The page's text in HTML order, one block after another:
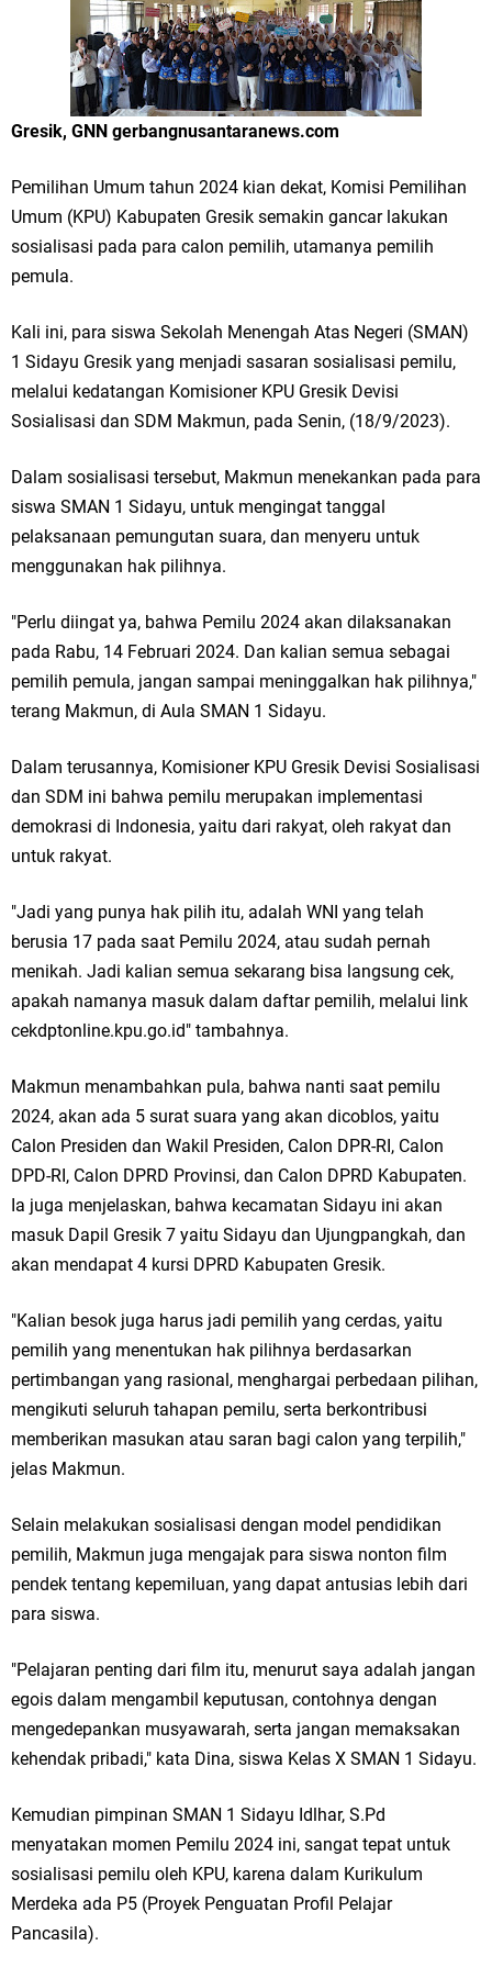
Tumpeng Nasi Krawu Pecahkan Rekor MURI, KWGe Angkat Kuliner
Gresik ke Panggung Dunia
FOZ Jatim, BAZNAS, dan Kemenag Salurkan 22.456 Bingkisan Lebaran
Yatim Serentak di Berbagai Daerah di Jawa Timur
Bupati Gresik Gus Yani Resmikan Kantor Desa Sidoraharjo: Simbol
Komitmen Pelayanan Publik dan Kepedulian Sosial
Optik Merlin Donasikan Rp10,36 Juta, Perkuat Keberlanjutan Program
JKNN
Ruwatan Malam Satu Suro di Dusun Kedungsekar Lor, Tradisi Luhur
Ketua DPD Golkar Gresik Wongso Negoro Sambut Tahun Baru Islam
1448 H dengan Doa Kedamaian
Tahun Baru Islam 1448 H
Selamat Tahun Baru Islam 1 Muharram 1448 H: Pesan Hijrah Drs. H.
PDUF MUI Jatim Gelar Doa Awal Tahun Hijriah, Teguhkan Optimisme
Menuju Indonesia Emas 2045
Aspirasi Petani dan Warga
Hari Jadi Pertama PHIGMA: Advokat dan LBH Perkuat Soliditas di
dan Ibu Hamil Narasi
Zakat Produktif Dorong Kemandirian UMKM, LAZISNU Kedamean Bantu
Kembangkan Warung Bu Wiwik
Karang Taruna Gresik Perkuat Ekonomi Lewat Pemanfaatan Gedung C
Nila Yani Apresiasi Launching Komunitas Gowes dan Pasar Ahad
Jajanan Jadul di Ecopark Randuagung
Takmir Masjid KH Robbach Ma’sum Gelar Penyembelihan Hewan
Qurban dari Bupati & Kepala DPMPTSP Gresik
DPC PDI Perjuangan Gresik Tebar Berkah Idul Adha, Bagikan Daging
Ponpes Himmatul Khoiriyah Gelar Penyembelihan Hewan Qurban dari
Keluarga Besar dr. Titin Ekowati RS Wates Husada Balongpanggang
RT 03 RW 01 Patra Raya Rosewood Cerme Gresik Berbenah dan
Bersolek, Siap Meriahkan HUT Ke 81 RI
Minggu, 9 Agustus
Gresik, GNN gerbangnusantaranews.com
Pemilihan Umum tahun 2024 kian dekat, Komisi Pemilihan
Umum (KPU) Kabupaten Gresik semakin gancar lakukan
sosialisasi pada para calon pemilih, utamanya pemilih
pemula.
Kali ini, para siswa Sekolah Menengah Atas Negeri (SMAN)
1 Sidayu Gresik yang menjadi sasaran sosialisasi pemilu,
melalui kedatangan Komisioner KPU Gresik Devisi
Sosialisasi dan SDM Makmun, pada Senin, (18/9/2023).
Dalam sosialisasi tersebut, Makmun menekankan pada para
siswa SMAN 1 Sidayu, untuk mengingat tanggal
pelaksanaan pemungutan suara, dan menyeru untuk
menggunakan hak pilihnya.
"Perlu diingat ya, bahwa Pemilu 2024 akan dilaksanakan
pada Rabu, 14 Februari 2024. Dan kalian semua sebagai
pemilih pemula, jangan sampai meninggalkan hak pilihnya,"
terang Makmun, di Aula SMAN 1 Sidayu.
Dalam terusannya, Komisioner KPU Gresik Devisi Sosialisasi
dan SDM ini bahwa pemilu merupakan implementasi
demokrasi di Indonesia, yaitu dari rakyat, oleh rakyat dan
untuk rakyat.
"Jadi yang punya hak pilih itu, adalah WNI yang telah
berusia 17 pada saat Pemilu 2024, atau sudah pernah
menikah. Jadi kalian semua sekarang bisa langsung cek,
apakah namanya masuk dalam daftar pemilih, melalui link
cekdptonline.kpu.go.id" tambahnya.
Makmun menambahkan pula, bahwa nanti saat pemilu
2024, akan ada 5 surat suara yang akan dicoblos, yaitu
Calon Presiden dan Wakil Presiden, Calon DPR-RI, Calon
DPD-RI, Calon DPRD Provinsi, dan Calon DPRD Kabupaten.
Ia juga menjelaskan, bahwa kecamatan Sidayu ini akan
masuk Dapil Gresik 7 yaitu Sidayu dan Ujungpangkah, dan
akan mendapat 4 kursi DPRD Kabupaten Gresik.
"Kalian besok juga harus jadi pemilih yang cerdas, yaitu
pemilih yang menentukan hak pilihnya berdasarkan
pertimbangan yang rasional, menghargai perbedaan pilihan,
mengikuti seluruh tahapan pemilu, serta berkontribusi
memberikan masukan atau saran bagi calon yang terpilih,"
jelas Makmun.
Selain melakukan sosialisasi dengan model pendidikan
pemilih, Makmun juga mengajak para siswa nonton film
pendek tentang kepemiluan, yang dapat antusias lebih dari
para siswa.
"Pelajaran penting dari film itu, menurut saya adalah jangan
egois dalam mengambil keputusan, contohnya dengan
mengedepankan musyawarah, serta jangan memaksakan
kehendak pribadi," kata Dina, siswa Kelas X SMAN 1 Sidayu.
Kemudian pimpinan SMAN 1 Sidayu Idlhar, S.Pd
menyatakan momen Pemilu 2024 ini, sangat tepat untuk
sosialisasi pemilu oleh KPU, karena dalam Kurikulum
Merdeka ada P5 (Proyek Penguatan Profil Pelajar
Pancasila).